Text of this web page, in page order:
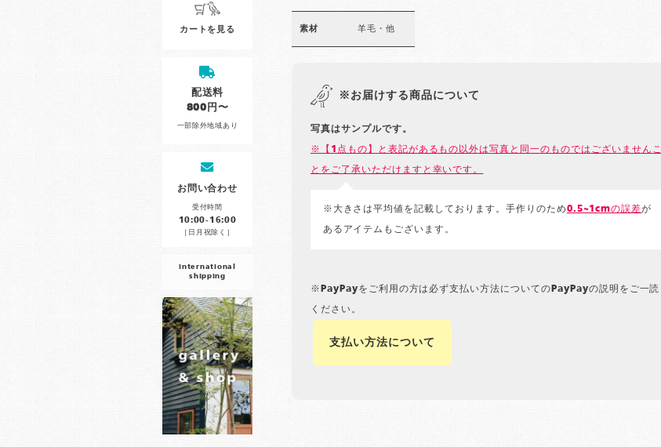
カートを見る
配送料
800円〜
一部除外地域あり
お問い合わせ
受付時間
10:00-16:00
［日月祝除く］
international
shipping
素材 羊毛・他
※お届けする商品について
写真はサンプルです。
※【1点もの】と表記があるもの以外は写真と同一のものではございませんこ
とをご了承いただけますと幸いです。
※大きさは平均値を記載しております。手作りのため0.5~1cmの誤差が
あるアイテムもございます。
※PayPayをご利用の方は必ず支払い方法についてのPayPayの説明をご一読
ください。
支払い方法について